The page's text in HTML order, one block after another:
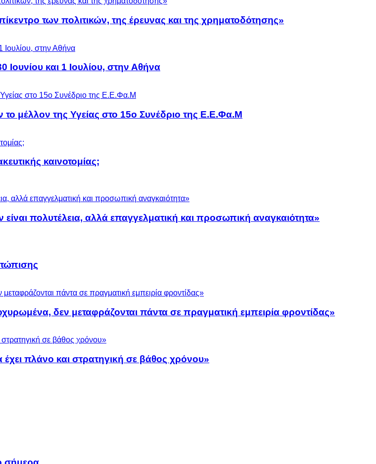
των πολιτικών, της έρευνας και της χρηματοδότησης»
Ιουνίου και 1 Ιουλίου, στην Αθήνα
μέλλον της Υγείας στο 15ο Συνέδριο της Ε.Ε.Φα.Μ
καινοτομίας;
πολυτέλεια, αλλά επαγγελματική και προσωπική αναγκαιότητα»
δεν μεταφράζονται πάντα σε πραγματική εμπειρία φροντίδας»
πλάνο και στρατηγική σε βάθος χρόνου»